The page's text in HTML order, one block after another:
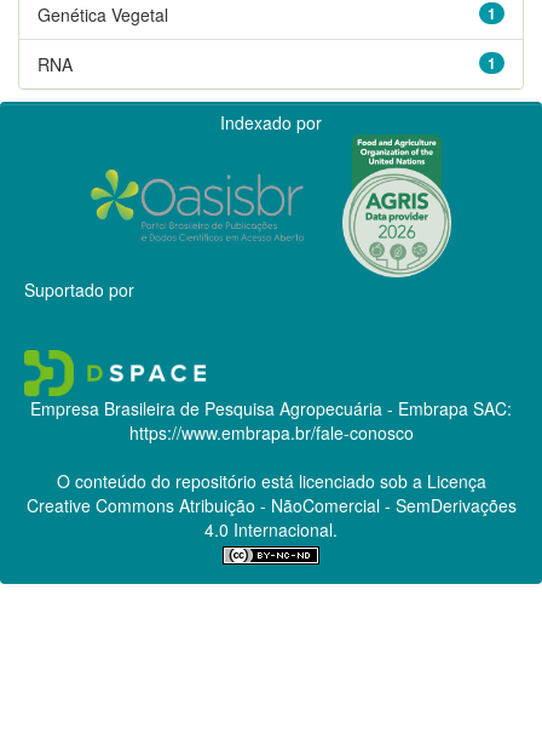
1
Genética Vegetal
1
RNA
Indexado por
Suportado por
Empresa Brasileira de Pesquisa Agropecuária - Embrapa SAC:
https://www.embrapa.br/fale-conosco
O conteúdo do repositório está licenciado sob a Licença
Creative CommonsAtribuição - NãoComercial - SemDerivações
4.0 Internacional.